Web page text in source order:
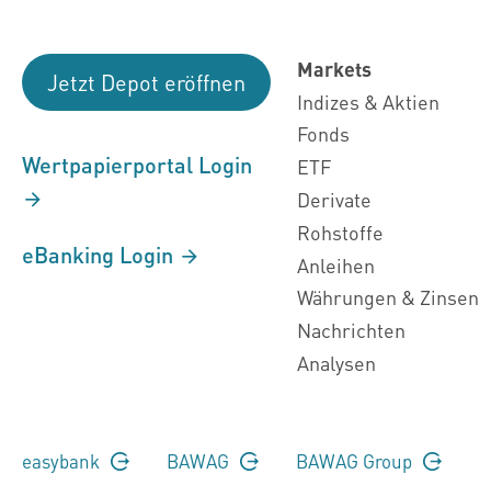
Jetzt Depot eröffnen
Wertpapierportal Login
eBanking Login
Markets
Indizes & Aktien
Fonds
ETF
Derivate
Rohstoffe
Anleihen
Währungen & Zinsen
Nachrichten
Analysen
easybank BAWAG BAWAG Group